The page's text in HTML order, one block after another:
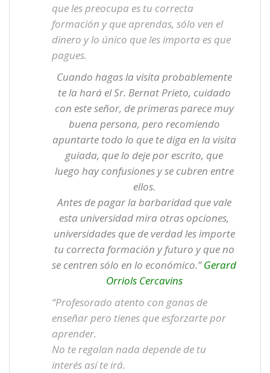
que les preocupa es tu correcta
formación y que aprendas, sólo ven el
dinero y lo único que les importa es que
pagues.
Cuando hagas la visita probablemente
te la hará el Sr. Bernat Prieto, cuidado
con este señor, de primeras parece muy
buena persona, pero recomiendo
apuntarte todo lo que te diga en la visita
guiada, que lo deje por escrito, que
luego hay confusiones y se cubren entre
ellos.
Antes de pagar la barbaridad que vale
esta universidad mira otras opciones,
universidades que de verdad les importe
tu correcta formación y futuro y que no
se centren sólo en lo económico.”Gerard
Orriols Cercavins
“Profesorado atento con ganas de
enseñar pero tienes que esforzarte por
aprender.
No te regalan nada depende de tu
interés así te irá.